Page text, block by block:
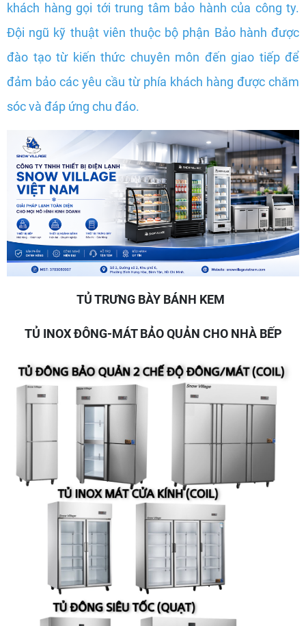
khách hàng gọi tới trung tâm bảo hành của công ty.
Đội ngũ kỹ thuật viên thuộc bộ phận Bảo hành được
đào tạo từ kiến thức chuyên môn đến giao tiếp để
đảm bảo các yêu cầu từ phía khách hàng được chăm
sóc và đáp ứng chu đáo.
TỦ TRƯNG BÀY BÁNH KEM
TỦ INOX ĐÔNG-MÁT BẢO QUẢN CHO NHÀ BẾP